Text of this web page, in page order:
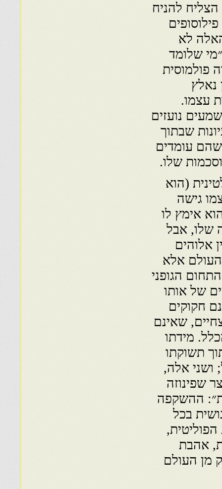
הצליח להניח
לא
שלומד
פולמוסית
נאלץ
עצמו.
נועזים
שבתוך
עומדים
שלו.
(הוא
גישה
אימץ לו
שלו, אבל
אלוהים
אלא
הגופני
של אותו
חקוקים
שאינם
מידתו
תשוקתו
ושני אלה,
שפינוזה
ההשקפה
בכל
אהבת
מן העולם